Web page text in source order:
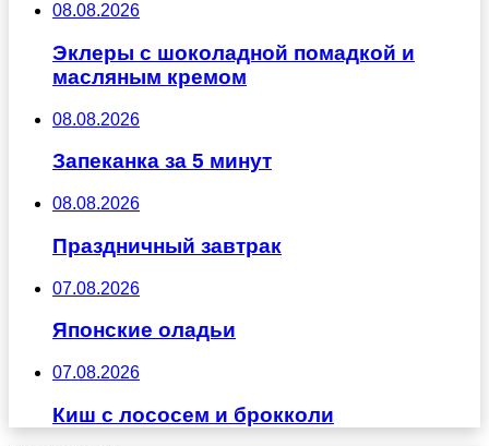
08.08.2026
Эклеры с шоколадной помадкой и
масляным кремом
08.08.2026
Запеканка за 5 минут
08.08.2026
Праздничный завтрак
07.08.2026
Японские оладьи
07.08.2026
Киш с лососем и брокколи